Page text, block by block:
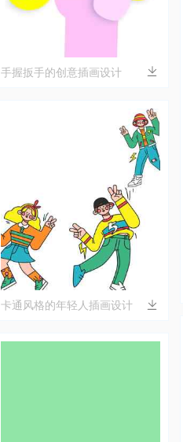
手握扳手的创意插画设计
卡通风格的年轻人插画设计